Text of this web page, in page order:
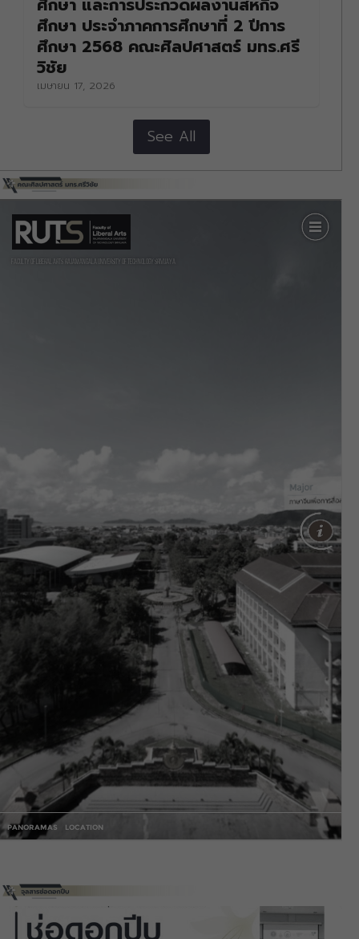
ศึกษา และการประกวดผลงานสหกิจ
ศึกษา ประจำภาคการศึกษาที่ 2 ปีการ
ศึกษา 2568 คณะศิลปศาสตร์ มทร.ศรี
วิชัย
เมษายน 17, 2026
See All